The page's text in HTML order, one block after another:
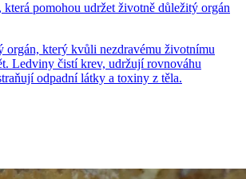
která pomohou udržet životně důležitý orgán
orgán, který kvůli nezdravému životnímu
Ledviny čistí krev, udržují rovnováhu
odpadní látky a toxiny z těla.